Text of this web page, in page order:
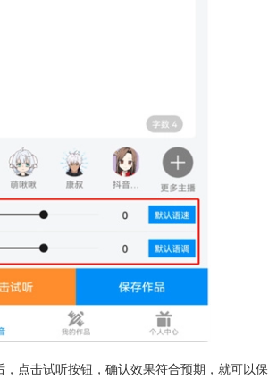
点击试听按钮，确认效果符合预期，就可以保